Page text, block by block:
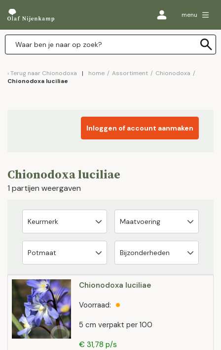
menu
Terug naar Chionodoxa home / Assortiment / Chionodoxa /
Chionodoxa luciliae
Inloggen of account aanmaken
Chionodoxa luciliae
1 partijen weergaven
Chionodoxa luciliae
5 cm verpakt per 100
Voorraad:
€ 31,78 p/s